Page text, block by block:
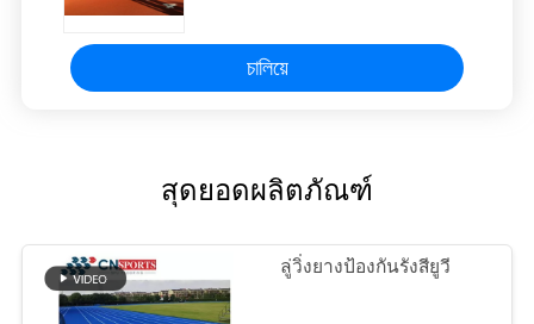
চালিয়ে
สุดยอดผลิตภัณฑ์
ลู่วิ่งยางป้องกันรังสียูวี